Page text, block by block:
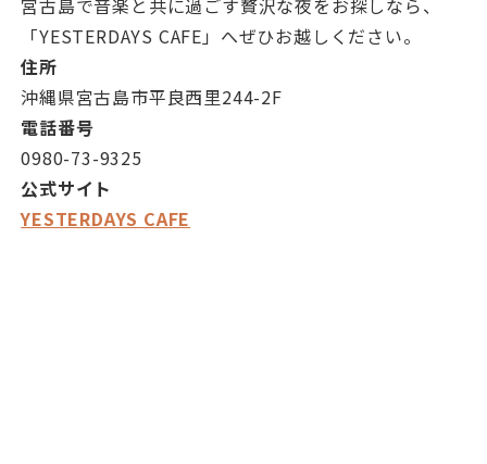
宮古島で音楽と共に過ごす贅沢な夜をお探しなら、
「YESTERDAYS CAFE」へぜひお越しください。
住所
沖縄県宮古島市平良西里244-2F
電話番号
0980-73-9325
公式サイト
YESTERDAYS CAFE